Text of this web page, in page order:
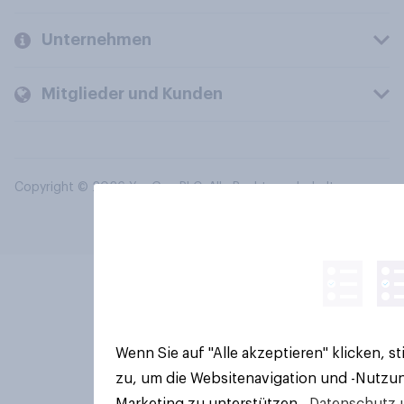
Unternehmen
Mitglieder und Kunden
Copyright © 2026 YouGov PLC. Alle Rechte vorbehalten.
Wenn Sie auf "Alle akzeptieren" klicken,
zu, um die Websitenavigation und -